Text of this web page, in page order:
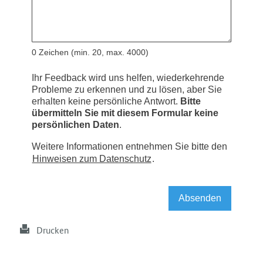
Drucken